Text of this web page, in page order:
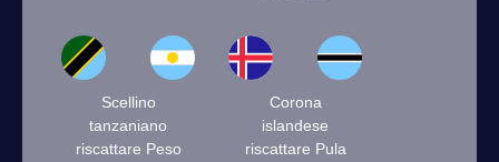
Scellino
tanzaniano
riscattare Peso
Corona
islandese
riscattare Pula